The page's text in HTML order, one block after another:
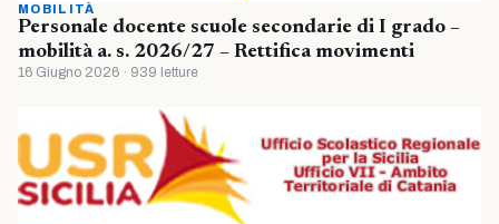
MOBILITÀ
Personale docente scuole secondarie di I grado –
mobilità a. s. 2026/27 – Rettifica movimenti
16 Giugno 2026 · 939 letture